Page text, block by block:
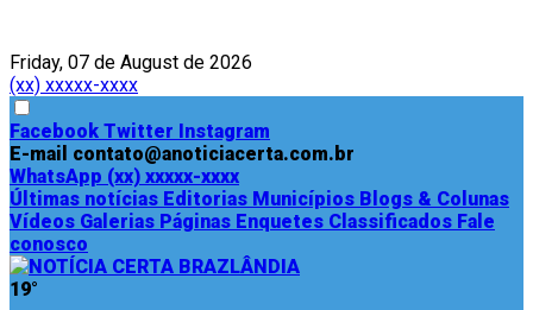
Friday, 07 de August de 2026
(xx) xxxxx-xxxx
Facebook Twitter Instagram
E-mail contato@anoticiacerta.com.br
WhatsApp (xx) xxxxx-xxxx
Últimas notícias Editorias Municípios Blogs & Colunas
Vídeos Galerias Páginas Enquetes Classificados Fale
conosco
19°